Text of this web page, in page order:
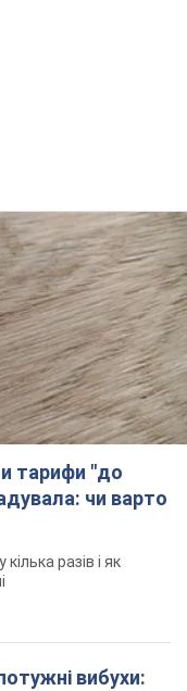
тарифи "до
чи варто
разів і як
вибухи: